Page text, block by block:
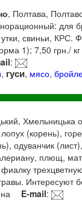
, Полтава,
для
свиньи, КРС.
1); 7,50 грн./
:
, гуси, мясо,
Хмельницька
(корень),
одуванчик
плющ,
Интересуют
E-mail: